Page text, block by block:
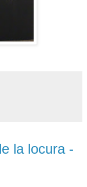
la locura -